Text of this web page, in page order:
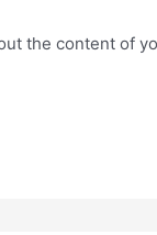
the content of